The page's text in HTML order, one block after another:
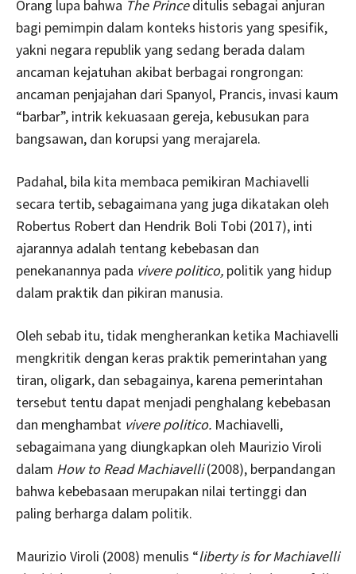
Orang lupa bahwa The Princeditulis sebagai anjuran
bagi pemimpin dalam konteks historis yang spesifik,
yakni negara republik yang sedang berada dalam
ancaman kejatuhan akibat berbagai rongrongan:
ancaman penjajahan dari Spanyol, Prancis, invasi kaum
“barbar”, intrik kekuasaan gereja, kebusukan para
bangsawan, dan korupsi yang merajarela.
Padahal, bila kita membaca pemikiran Machiavelli
secara tertib, sebagaimana yang juga dikatakan oleh
Robertus Robert dan Hendrik Boli Tobi (2017), inti
ajarannya adalah tentang kebebasan dan
penekanannya pada vivere politico, politik yang hidup
dalam praktik dan pikiran manusia.
Oleh sebab itu, tidak mengherankan ketika Machiavelli
mengkritik dengan keras praktik pemerintahan yang
tiran, oligark, dan sebagainya, karena pemerintahan
tersebut tentu dapat menjadi penghalang kebebasan
dan menghambat vivere politico. Machiavelli,
sebagaimana yang diungkapkan oleh Maurizio Viroli
dalam How to Read Machiavelli(2008), berpandangan
bahwa kebebasaan merupakan nilai tertinggi dan
paling berharga dalam politik.
Maurizio Viroli (2008) menulis “liberty is for Machiavelli